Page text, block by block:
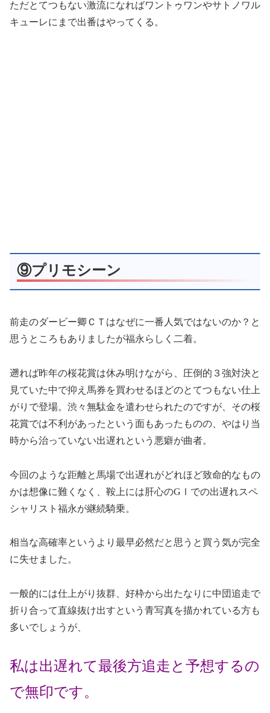
ただとてつもない激流になればワントゥワンやサトノワル
キューレにまで出番はやってくる。
⑨プリモシーン
前走のダービー卿ＣＴはなぜに一番人気ではないのか？と
思うところもありましたが福永らしく二着。
遡れば昨年の桜花賞は休み明けながら、圧倒的３強対決と
見ていた中で抑え馬券を買わせるほどのとてつもない仕上
がりで登場。渋々無駄金を遣わせられたのですが、その桜
花賞では不利があったという面もあったものの、やはり当
時から治っていない出遅れという悪癖が曲者。
今回のような距離と馬場で出遅れがどれほど致命的なもの
かは想像に難くなく、鞍上には肝心のGⅠでの出遅れスペ
シャリスト福永が継続騎乗。
相当な高確率というより最早必然だと思うと買う気が完全
に失せました。
一般的には仕上がり抜群、好枠から出たなりに中団追走で
折り合って直線抜け出すという青写真を描かれている方も
多いでしょうが、
私は出遅れて最後方追走と予想するの
で無印です。